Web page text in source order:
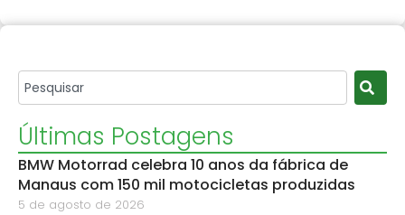
Últimas Postagens
BMW Motorrad celebra 10 anos da fábrica de
Manaus com 150 mil motocicletas produzidas
5 de agosto de 2026